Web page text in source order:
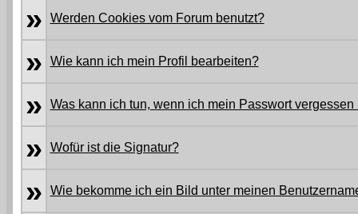
» Werden Cookies vom Forum benutzt?
» Wie kann ich mein Profil bearbeiten?
» Was kann ich tun, wenn ich mein Passwort vergessen
» Wofür ist die Signatur?
» Wie bekomme ich ein Bild unter meinen